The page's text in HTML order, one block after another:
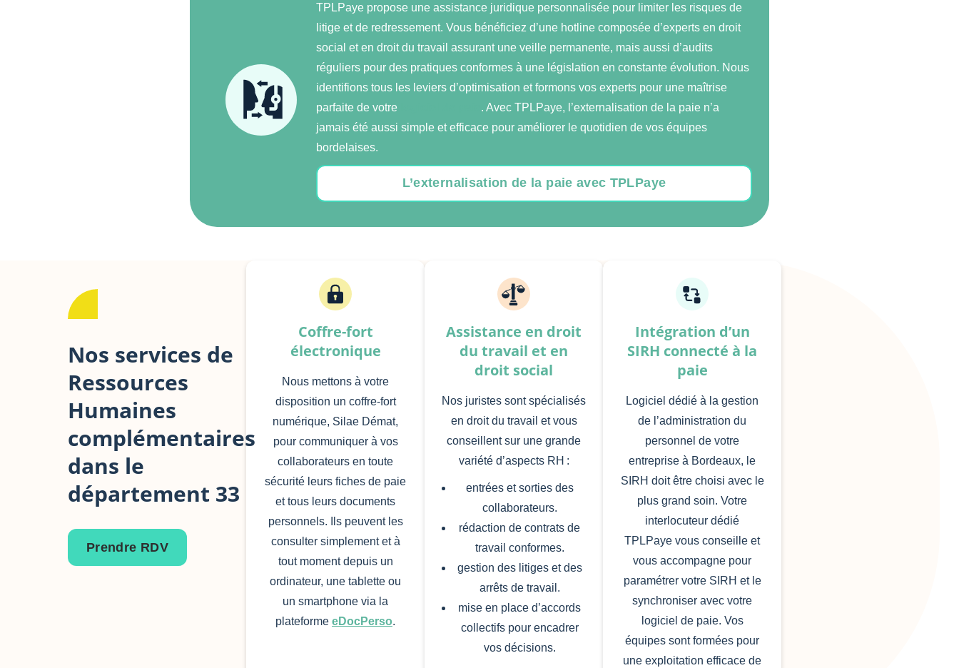
TPLPaye propose une assistance juridique personnalisée pour limiter les risques de
litige et de redressement. Vous bénéficiez d’une hotline composée d’experts en droit
social et en droit du travail assurant une veille permanente, mais aussi d’audits
réguliers pour des pratiques conformes à une législation en constante évolution. Nous
identifions tous les leviers d’optimisation et formons vos experts pour une maîtrise
parfaite de votre
. Avec TPLPaye, l’externalisation de la paie n’a
jamais été aussi simple et efficace pour améliorer le quotidien de vos équipes
bordelaises.
L’externalisation de la paie avec TPLPaye
Nos services de
Ressources
Humaines
complémentaires
dans le
département 33
Prendre RDV
Coffre-fort
électronique
Nous mettons à votre
disposition un coffre-fort
numérique, Silae Démat,
pour communiquer à vos
collaborateurs en toute
sécurité leurs fiches de paie
et tous leurs documents
personnels. Ils peuvent les
consulter simplement et à
tout moment depuis un
ordinateur, une tablette ou
un smartphone via la
plateforme eDocPerso.
Assistance en droit
du travail et en
droit social
Nos juristes sont spécialisés
en droit du travail et vous
conseillent sur une grande
variété d’aspects RH :
entrées et sorties des
collaborateurs.
rédaction de contrats de
travail conformes.
gestion des litiges et des
arrêts de travail.
mise en place d’accords
collectifs pour encadrer
vos décisions.
Intégration d’un
SIRH connecté à la
paie
Logiciel dédié à la gestion
de l’administration du
personnel de votre
entreprise à Bordeaux, le
SIRH doit être choisi avec le
plus grand soin. Votre
interlocuteur dédié
TPLPaye vous conseille et
vous accompagne pour
paramétrer votre SIRH et le
synchroniser avec votre
logiciel de paie. Vos
équipes sont formées pour
une exploitation efficace de